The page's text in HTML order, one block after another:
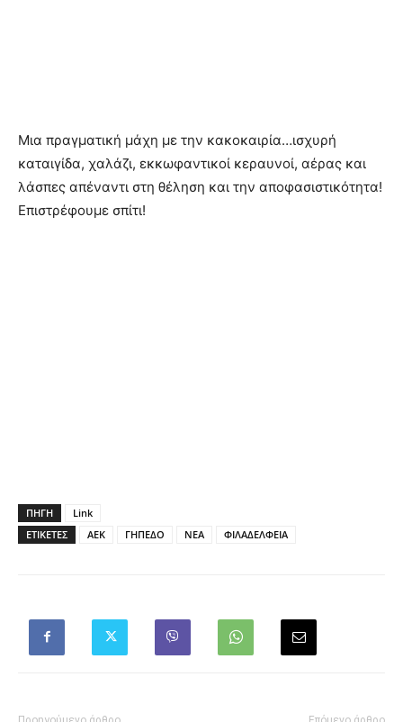
Μια πραγματική μάχη με την κακοκαιρία…ισχυρή
καταιγίδα, χαλάζι, εκκωφαντικοί κεραυνοί, αέρας και
λάσπες απέναντι στη θέληση και την αποφασιστικότητα!
Επιστρέφουμε σπίτι!
ΠΗΓΗ
Link
ΕΤΙΚΕΤΕΣ
ΑΕΚ ΓΗΠΕΔΟ ΝΕΑ ΦΙΛΑΔΕΛΦΕΙΑ